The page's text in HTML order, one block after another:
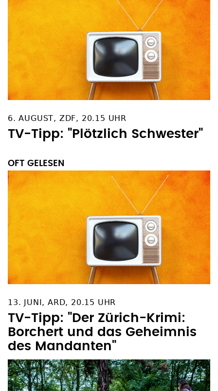
6. AUGUST, ZDF, 20.15 UHR
TV-Tipp: "Plötzlich Schwester"
OFT GELESEN
13. JUNI, ARD, 20.15 UHR
TV-Tipp: "Der Zürich-Krimi:
Borchert und das Geheimnis
des Mandanten"